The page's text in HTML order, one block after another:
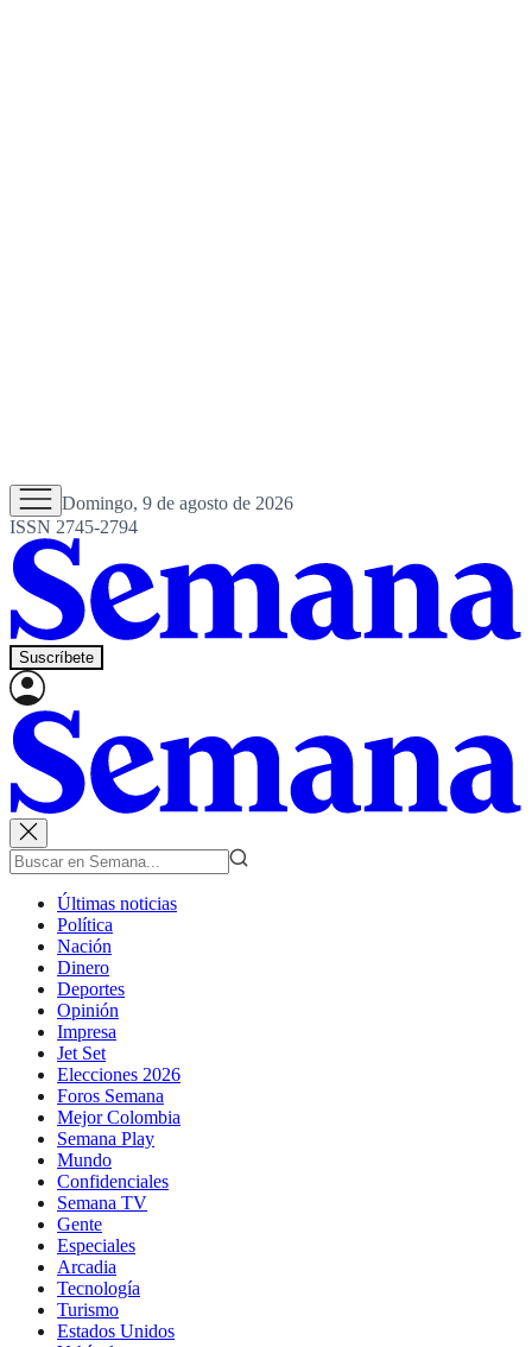
Domingo, 9 de agosto de 2026
ISSN 2745-2794
Suscríbete
Últimas noticias
Política
Nación
Dinero
Deportes
Opinión
Impresa
Jet Set
Elecciones 2026
Foros Semana
Mejor Colombia
Semana Play
Mundo
Confidenciales
Semana TV
Gente
Especiales
Arcadia
Tecnología
Turismo
Estados Unidos